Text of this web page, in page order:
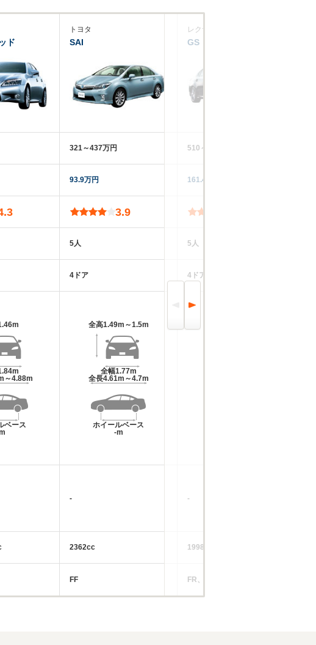
ド
～4.88m
ベース
トヨタ
SAI
321～437万円
93.9万円
3.9
5人
4ドア
全高1.49m～1.5m
全幅1.77m
全長4.61m～4.7m
ホイールベース
-m
-
2362cc
FF
レクサス
GS
510～800万円
161.4万円
5人
4ドア
-
1998～3456cc
FR、4WD